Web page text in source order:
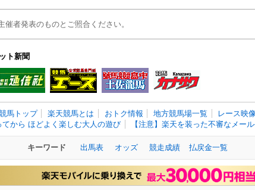
者発表のものとご照合ください。
ト新聞
馬トップ 楽天競馬とは おトク情報 地方競馬場一覧
レース映像
てから ほどよく楽しむ大人の遊び
【注意】楽天を装った不審なメー
キーワード 出馬表 オッズ 競走成績 払戻金一覧